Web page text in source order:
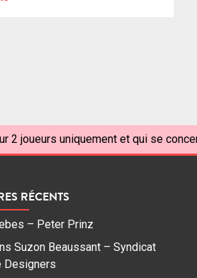
2 joueurs uniquement et qui se
RÉCENTS
– Peter Prinz
Suzon Beaussant – Syndicat
Designers